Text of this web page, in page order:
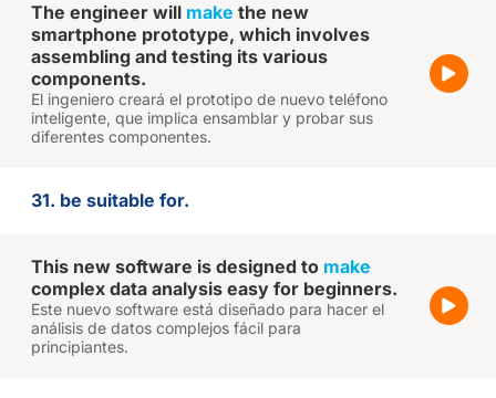
The engineer will make the new
smartphone prototype, which involves
assembling and testing its various
components.
El ingeniero creará el prototipo de nuevo teléfono
inteligente, que implica ensamblar y probar sus
diferentes componentes.
31. be suitable for.
This new software is designed to make
complex data analysis easy for beginners.
Este nuevo software está diseñado para hacer el
análisis de datos complejos fácil para
principiantes.